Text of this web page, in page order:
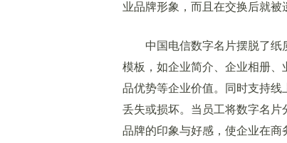
业品牌形象，而且在交换后就被
中国电信数字名片摆脱了纸
模板，如企业简介、企业相册
品优势等企业价值。同时支持
丢失或损坏。当员工将数字名
品牌的印象与好感，使企业在商